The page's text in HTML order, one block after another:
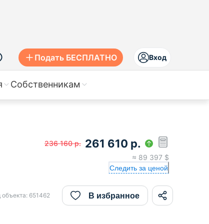
Подать БЕСПЛАТНО Вход
Собственникам
236 160 р. 261 610 р.
≈ 89 397 $
Следить за ценой
объекта: 651462 В избранное